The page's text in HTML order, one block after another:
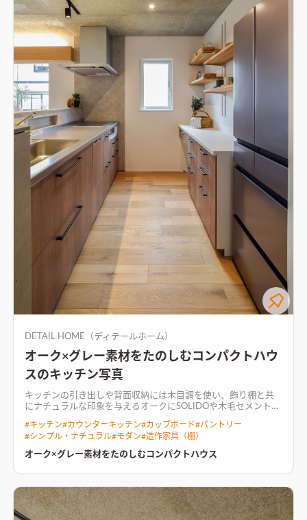
DETAIL HOME（ディテールホーム）
オーク×グレー素材をたのしむコンパクトハウ
スのキッチン写真
キッチンの引き出しや背面収納には木目調を使い、飾り棚と共
にナチュラルな印象を与える オークにSOLIDOや木毛セメント板
とに素材の表情が変化するので、飽きずに長く楽しめる。 リビ
ングの大開口はコンパクトハウスの名前に反して、空間をとても
広くみせる。 軒の出によって夏は暑さをしのぎ、冬は日射を入
住まい。無垢材の床が心地よい温かみを加え、落ち着きのある
ンボックスに間接照明を用いたインパクトのあるLDK
#キッチン#カウンターキッチン#カップボード#パントリー
#シンプル・ナチュラル#モダン#造作家具（棚）
オーク×グレー素材をたのしむコンパクトハウス